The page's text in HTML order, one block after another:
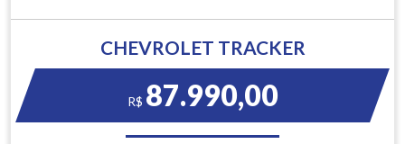
CHEVROLET TRACKER
R$ 87.990,00